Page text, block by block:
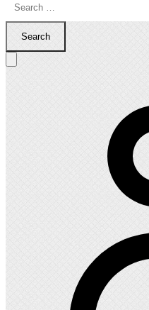
Search